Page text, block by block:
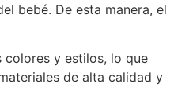
bebé. De esta manera, el
colores y estilos, lo que
de alta calidad y